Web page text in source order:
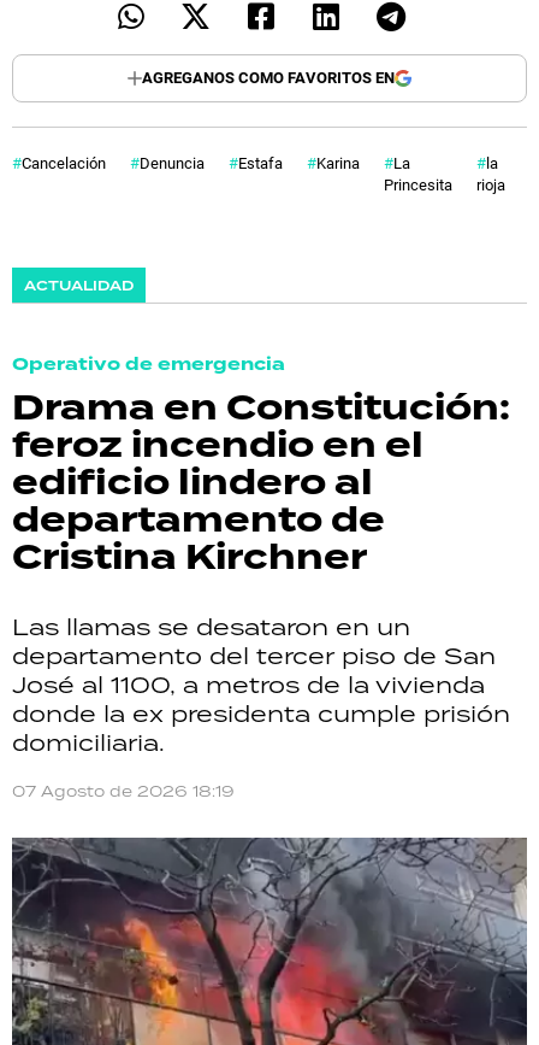
AGREGANOS COMO FAVORITOS EN
Cancelación Denuncia Estafa Karina
La
Princesita
la
rioja
ACTUALIDAD
Operativo de emergencia
Drama en Constitución:
feroz incendio en el
edificio lindero al
departamento de
Cristina Kirchner
Las llamas se desataron en un
departamento del tercer piso de San
José al 1100, a metros de la vivienda
donde la ex presidenta cumple prisión
domiciliaria.
07 Agosto de 2026 18:19